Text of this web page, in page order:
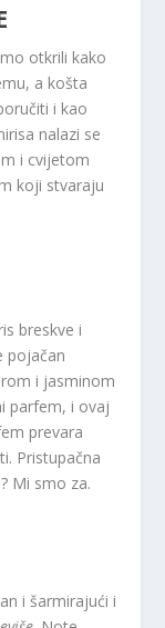
otkrili kako
a košta
i kao
nalazi se
i cvijetom
koji stvaraju
breskve i
pojačan
i jasminom
parfem, i ovaj
prevara
Pristupačna
Mi smo za.
i šarmirajući i